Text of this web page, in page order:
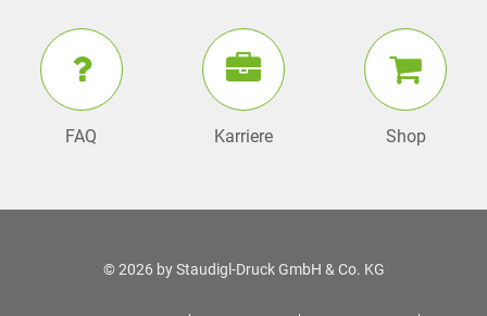
FAQ Karriere Shop
© 2026 byStaudigl-Druck GmbH & Co. KG